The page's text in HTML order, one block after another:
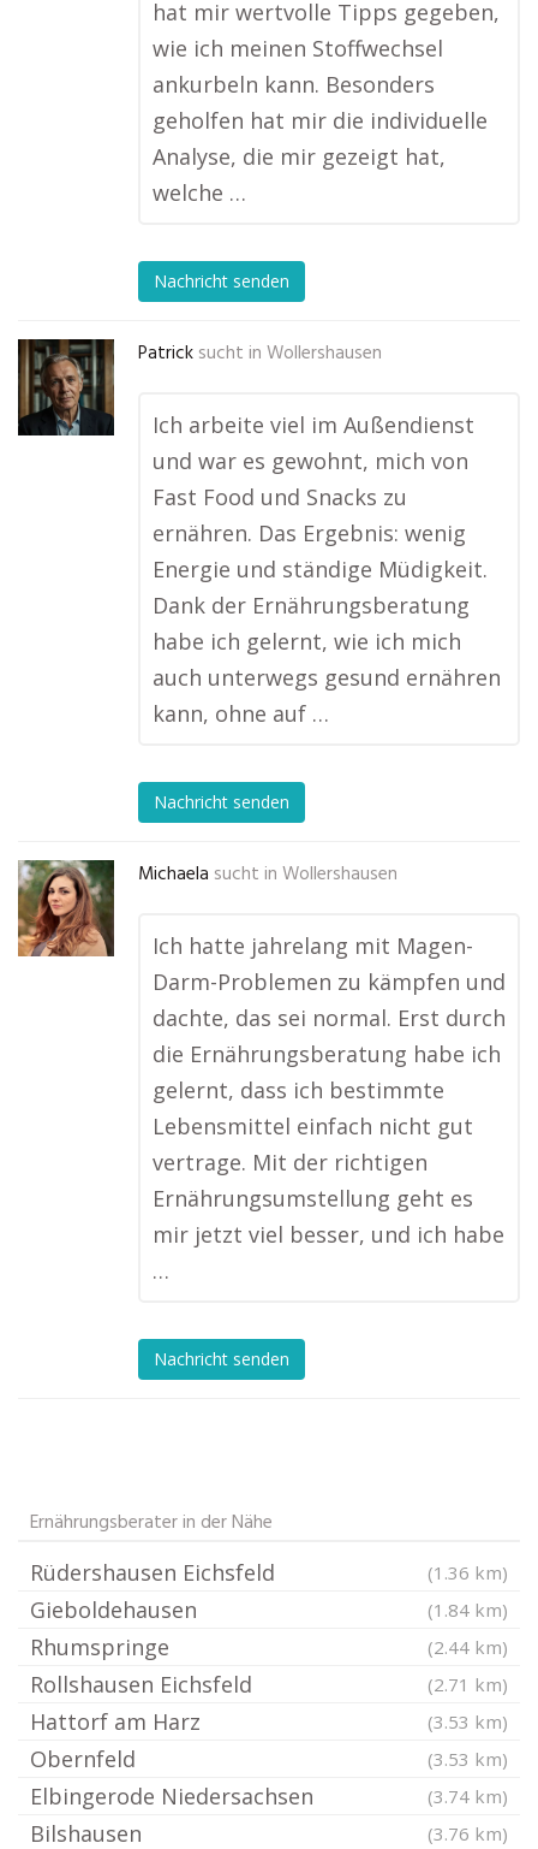
hat mir wertvolle Tipps gegeben,
wie ich meinen Stoffwechsel
ankurbeln kann. Besonders
geholfen hat mir die individuelle
Analyse, die mir gezeigt hat,
welche …
Nachricht senden
Patrick sucht in Wollershausen
Ich arbeite viel im Außendienst
und war es gewohnt, mich von
Fast Food und Snacks zu
ernähren. Das Ergebnis: wenig
Energie und ständige Müdigkeit.
Dank der Ernährungsberatung
habe ich gelernt, wie ich mich
auch unterwegs gesund ernähren
kann, ohne auf …
Nachricht senden
Michaela sucht in Wollershausen
Ich hatte jahrelang mit Magen-
Darm-Problemen zu kämpfen und
dachte, das sei normal. Erst durch
die Ernährungsberatung habe ich
gelernt, dass ich bestimmte
Lebensmittel einfach nicht gut
vertrage. Mit der richtigen
Ernährungsumstellung geht es
mir jetzt viel besser, und ich habe
…
Nachricht senden
Ernährungsberater in der Nähe
Rüdershausen Eichsfeld (1.36 km)
Gieboldehausen (1.84 km)
Rhumspringe (2.44 km)
Rollshausen Eichsfeld (2.71 km)
Hattorf am Harz (3.53 km)
Obernfeld (3.53 km)
Elbingerode Niedersachsen (3.74 km)
Bilshausen (3.76 km)